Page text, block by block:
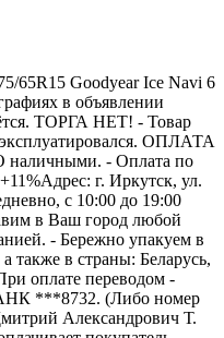
65R15 Goodyear Ice Navi 6
в объявлении
ТОРГА НЕТ! - Товар
ОПЛАТА
наличными. - Оплата по
г. Иркутск, ул.
с 10:00 до 19:00
в Ваш город любой
- Бережно упакуем в
также в страны: Беларусь,
оплате переводом -
***8732. (Либо номер
Александрович Т.